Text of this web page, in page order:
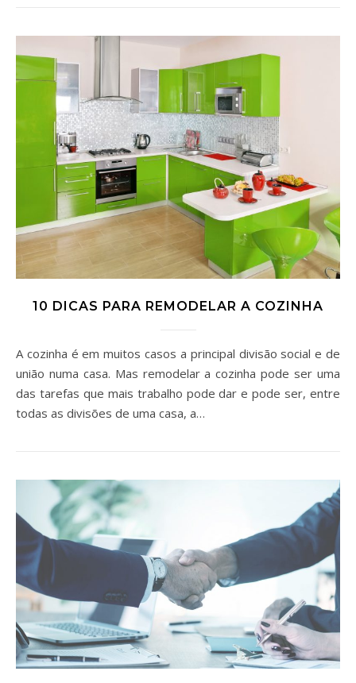
10 DICAS PARA REMODELAR A COZINHA
A cozinha é em muitos casos a principal divisão social e de
união numa casa. Mas remodelar a cozinha pode ser uma
das tarefas que mais trabalho pode dar e pode ser, entre
todas as divisões de uma casa, a…